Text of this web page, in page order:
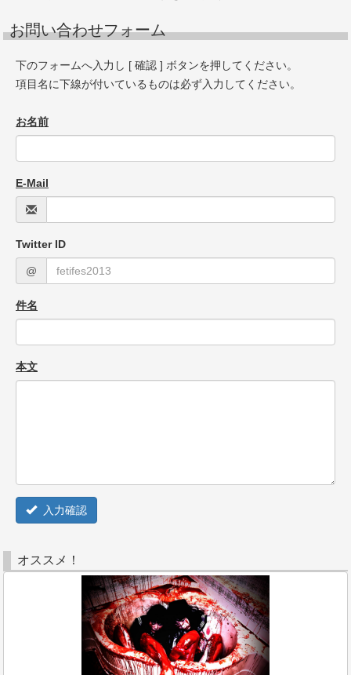
お問い合わせフォーム
下のフォームへ入力し [ 確認 ] ボタンを押してください。
項目名に下線が付いているものは必ず入力してください。
お名前
E-Mail
Twitter ID
@
件名
本文
入力確認
オススメ！